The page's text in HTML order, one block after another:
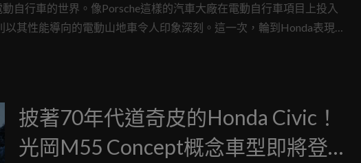
自行車的世界。像Porsche這樣的汽車大廠在電動自行車項目上投入
其性能導向的電動山地車令人印象深刻。這一次，輪到Honda表現出
披著70年代道奇皮的Honda Civic！
光岡M55 Concept概念車型即將登